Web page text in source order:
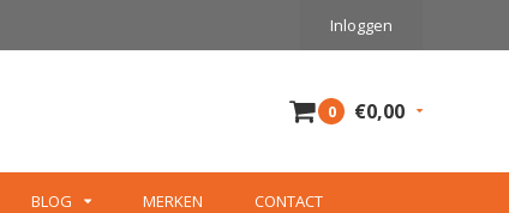
Inloggen
0 €0,00
BLOG MERKEN CONTACT